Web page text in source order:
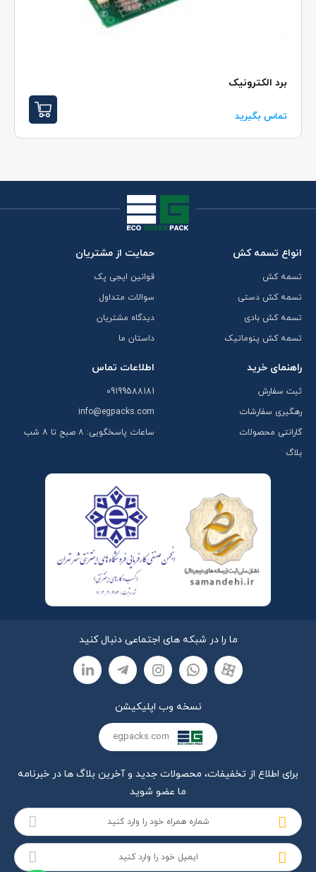
برد الکترونيک
تماس بگیرید
انواع تسمه کش
تسمه کش
تسمه کش دستی
تسمه کش بادی
تسمه کش پنوماتیک
حمایت از مشتریان
قوانین ایجی پک
سوالات متداول
دیدگاه مشتریان
داستان ما
راهنمای خرید
ثبت سفارش
رهگیری سفارشات
گارانتی محصولات
بلاگ
اطلاعات تماس
09199588181
info@egpacks.com
ساعات پاسخگویی: ۸ صبح تا ۸ شب
ما را در شبکه های اجتماعی دنبال کنید
نسخه وب اپلیکیشن
برای اطلاع از تخفیفات، محصولات جدید و آخرین بلاگ ها در خبرنامه
ما عضو شوید